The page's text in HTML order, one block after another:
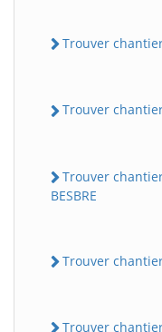
Trouver
Trouver chantier
Trouver
BESBRE
Trouver
Trouver